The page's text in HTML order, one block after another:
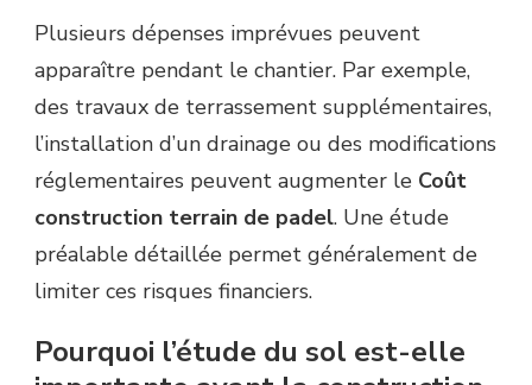
Plusieurs dépenses imprévues peuvent
apparaître pendant le chantier. Par exemple,
des travaux de terrassement supplémentaires,
l’installation d’un drainage ou des modifications
réglementaires peuvent augmenter le Coût
construction terrain de padel. Une étude
préalable détaillée permet généralement de
limiter ces risques financiers.
Pourquoi l’étude du sol est-elle